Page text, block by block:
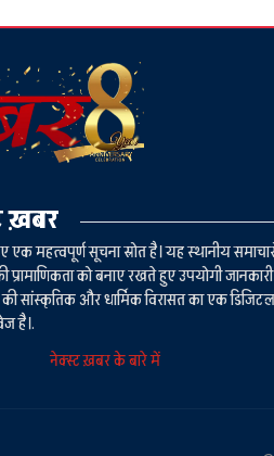
ख़बर
महत्वपूर्ण सूचना स्रोत है। यह स्थानीय
को बनाए रखते हुए उपयोगी जानकारी
सांस्कृतिक और धार्मिक विरासत का एक डिजिटल
है।.
नेक्स्ट ख़बर के बारे में